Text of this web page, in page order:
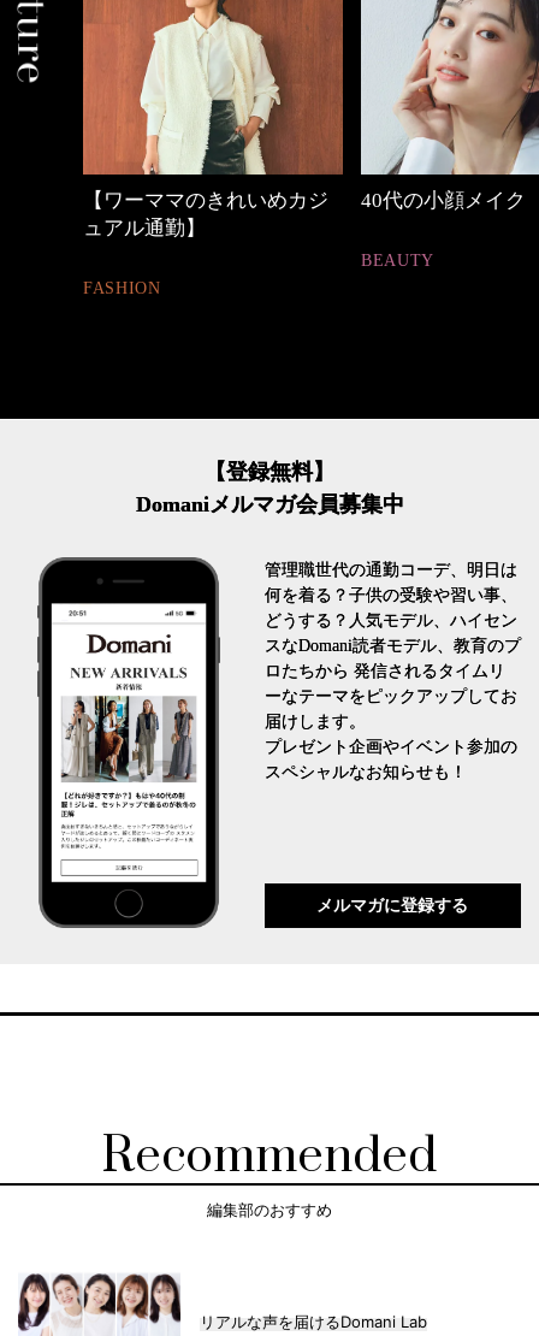
【ワーママのきれいめカジ
ュアル通勤】
FASHION
40代の小顔メイク
BEAUTY
【登録無料】
Domaniメルマガ会員募集中
管理職世代の通勤コーデ、明日は
何を着る？子供の受験や習い事、
どうする？人気モデル、ハイセン
スなDomani読者モデル、教育のプ
ロたちから 発信されるタイムリ
ーなテーマをピックアップしてお
届けします。
プレゼント企画やイベント参加の
スペシャルなお知らせも！
メルマガに登録する
Recommended
編集部のおすすめ
リアルな声を届けるDomani Lab